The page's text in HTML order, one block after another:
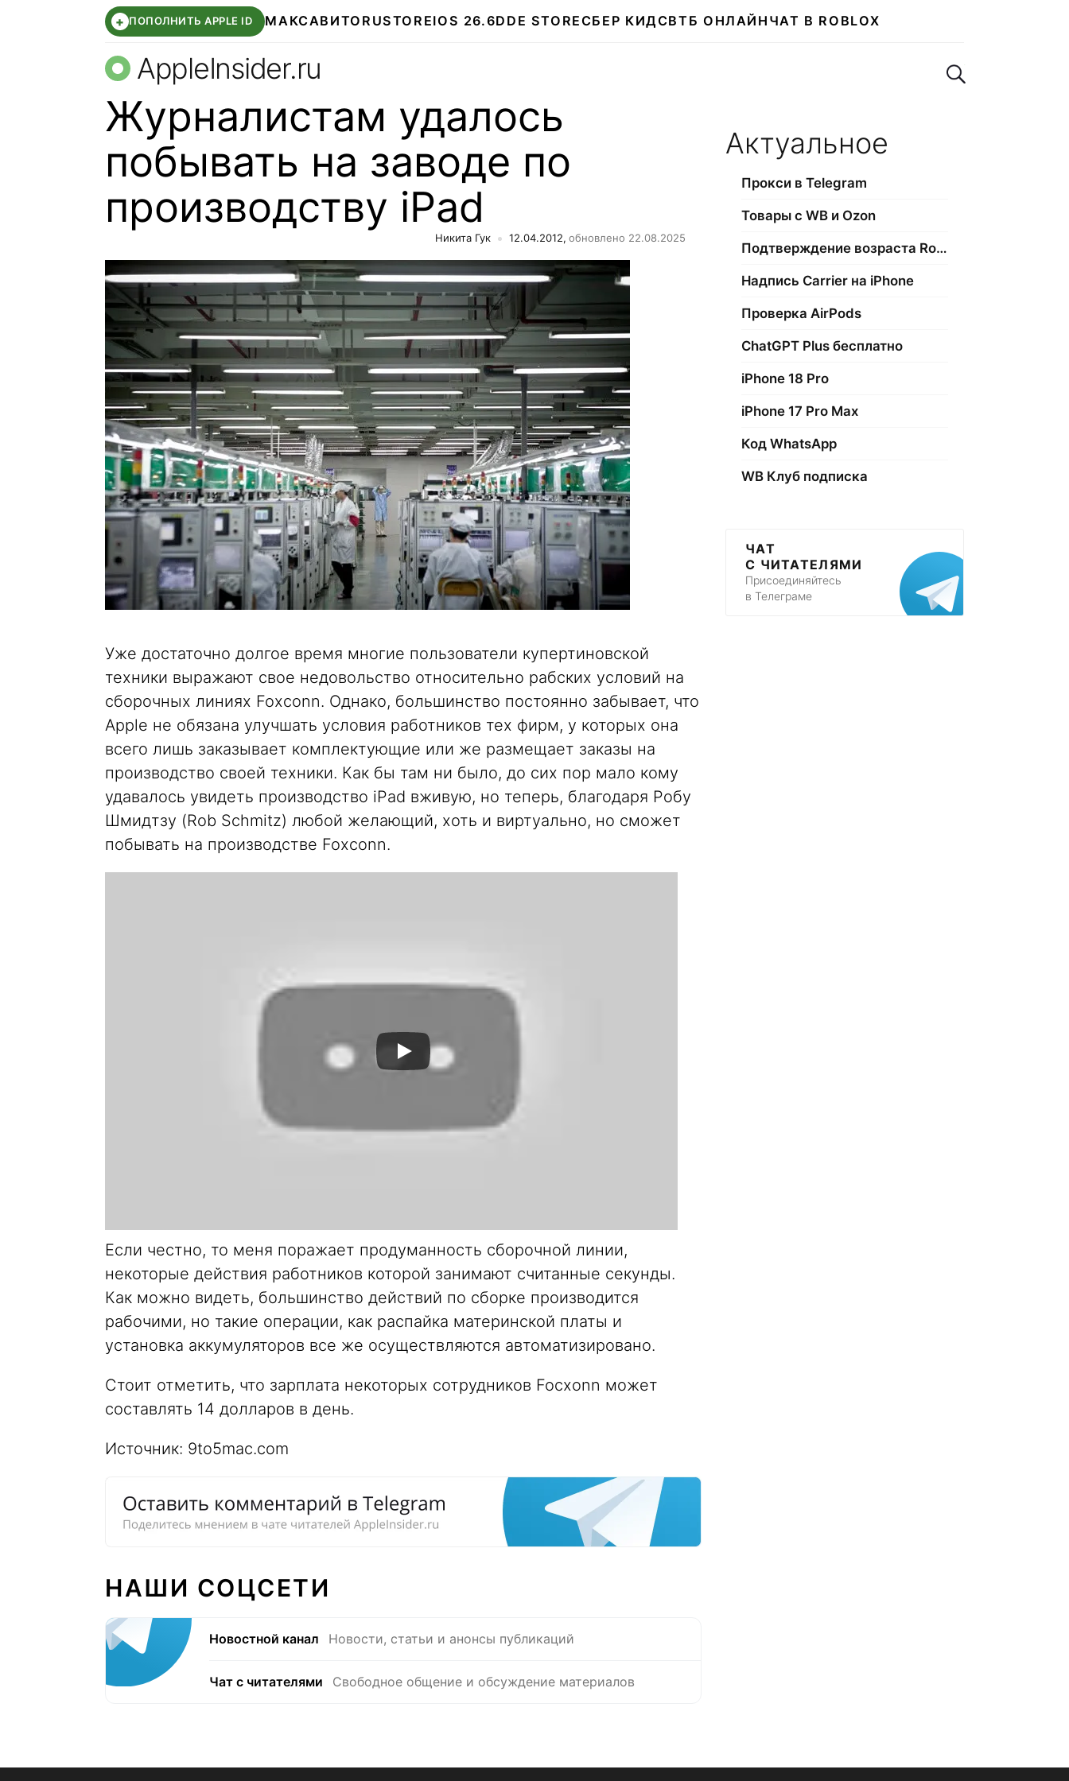
+ ПОПОЛНИТЬ APPLE ID МАКСАВИТО RUSTOREIOS 26.6DDE STORE СБЕР КИДСВТБ ОНЛАЙН ЧАТ В ROBLOX
AppleInsider.ru Поиск по сайту
Журналистам удалось
побывать на заводе по
производству iPad
Никита Гук 12.04.2012, обновлено 22.08.2025
Уже достаточно долгое время многие пользователи купертиновской
техники выражают свое недовольство относительно рабских условий на
сборочных линиях Foxconn. Однако, большинство постоянно забывает, что
Apple не обязана улучшать условия работников тех фирм, у которых она
всего лишь заказывает комплектующие или же размещает заказы на
производство своей техники. Как бы там ни было, до сих пор мало кому
удавалось увидеть производство iPad вживую, но теперь, благодаря Робу
Шмидтзу (Rob Schmitz) любой желающий, хоть и виртуально, но сможет
побывать на производстве Foxconn.
Если честно, то меня поражает продуманность сборочной линии,
некоторые действия работников которой занимают считанные секунды.
Как можно видеть, большинство действий по сборке производится
рабочими, но такие операции, как распайка материнской платы и
установка аккумуляторов все же осуществляются автоматизировано.
Стоит отметить, что зарплата некоторых сотрудников Focxonn может
составлять 14 долларов в день.
Источник: 9to5mac.com
НАШИ СОЦСЕТИ
Новостной канал Новости, статьи и анонсы публикаций
Чат с читателями Свободное общение и обсуждение материалов
Актуальное
Прокси в Telegram
Товары с WB и Ozon
Подтверждение возраста Roblox
Надпись Carrier на iPhone
Проверка AirPods
ChatGPT Plus бесплатно
iPhone 18 Pro
iPhone 17 Pro Max
Код WhatsApp
WB Клуб подписка
ЧАТ
С ЧИТАТЕЛЯМИ
Присоединяйтесь
в Телеграме